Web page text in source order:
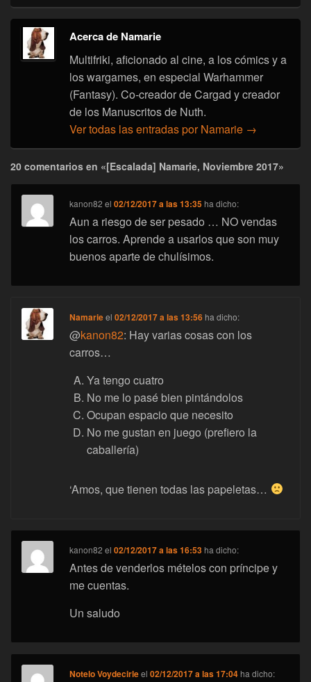
Acerca de Namarie
Multifriki, aficionado al cine, a los cómics y a
los wargames, en especial Warhammer
(Fantasy). Co-creador de Cargad y creador
de los Manuscritos de Nuth.
Ver todas las entradas por Namarie →
20 comentarios en «[Escalada] Namarie, Noviembre 2017»
kanon82 el02/12/2017 a las 13:35 ha dicho:
Aun a riesgo de ser pesado … NO vendas
los carros. Aprende a usarlos que son muy
buenos aparte de chulísimos.
Namarieel02/12/2017 a las 13:56 ha dicho:
@kanon82: Hay varias cosas con los
carros…
Ya tengo cuatro
No me lo pasé bien pintándolos
Ocupan espacio que necesito
No me gustan en juego (prefiero la
caballería)
‘Amos, que tienen todas las papeletas…
kanon82 el02/12/2017 a las 16:53 ha dicho:
Antes de venderlos mételos con príncipe y
me cuentas.
Un saludo
Notelo Voydecirleel02/12/2017 a las 17:04 ha dicho: